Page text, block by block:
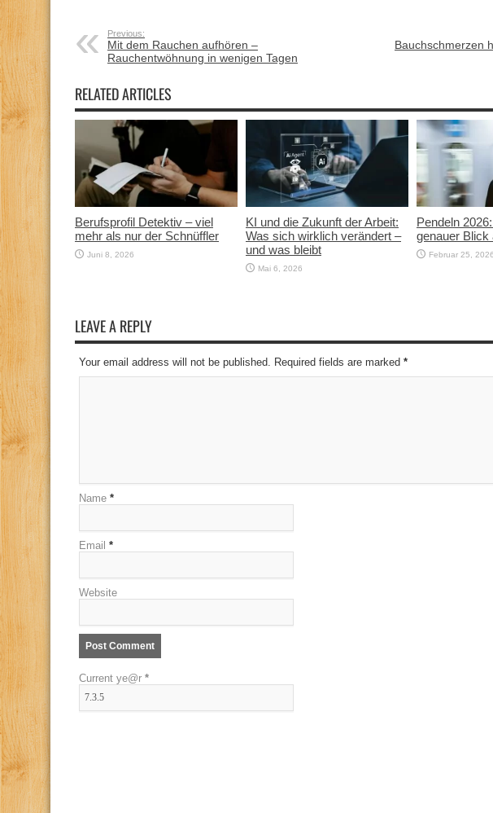
Previous:
Mit dem Rauchen aufhören –
Rauchentwöhnung in wenigen Tagen
Bauchschmerzen
RELATED ARTICLES
Berufsprofil Detektiv – viel
mehr als nur der Schnüffler
Juni 8, 2026
KI und die Zukunft der Arbeit:
Was sich wirklich verändert –
und was bleibt
Mai 6, 2026
Pendeln
genauer Blick
Februar 25, 2026
LEAVE A REPLY
Your email address will not be published. Required fields are marked *
Name *
Email *
Website
Current ye@r *